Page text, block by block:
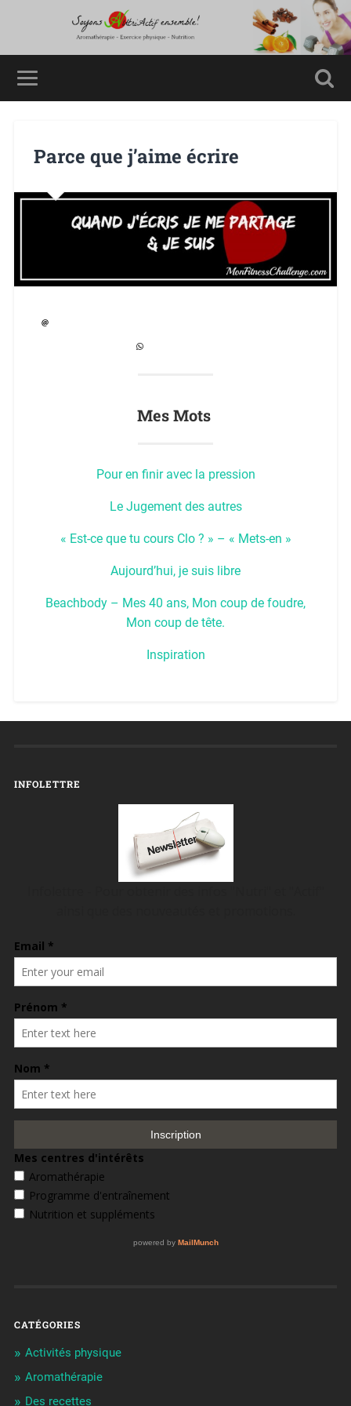
Parce que j’aime écrire
Mes Mots
Pour en finir avec la pression
Le Jugement des autres
« Est-ce que tu cours Clo ? » – « Mets-en »
Aujourd’hui, je suis libre
Beachbody – Mes 40 ans, Mon coup de foudre,
Mon coup de tête.
Inspiration
INFOLETTRE
CATÉGORIES
Activités physique
Aromathérapie
Des recettes